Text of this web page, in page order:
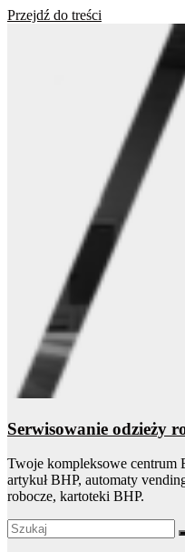
Przejdź do treści
Serwisowanie odzieży
Twoje kompleksowe centrum
artykuł BHP, automaty
robocze, kartoteki BHP.